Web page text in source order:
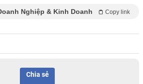
Nghiệp & Kinh Doanh Copy link
Chia sẻ